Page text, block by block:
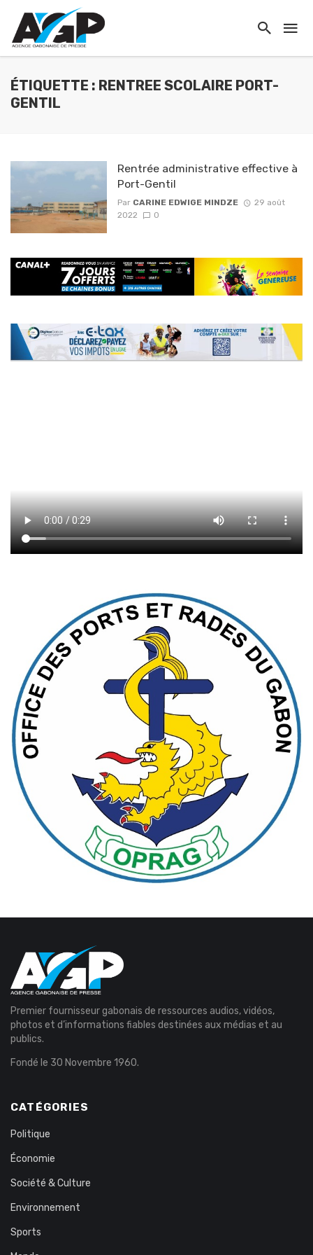
ÉTIQUETTE : RENTREE SCOLAIRE PORT-
GENTIL
Rentrée administrative effective à
Port-Gentil
Par CARINE EDWIGE MINDZE
29 août
2022
0
Premier fournisseur gabonais de ressources audios, vidéos,
photos et d’informations fiables destinées aux médias et au
publics.
Fondé le 30 Novembre 1960.
CATÉGORIES
Politique
Économie
Société & Culture
Environnement
Sports